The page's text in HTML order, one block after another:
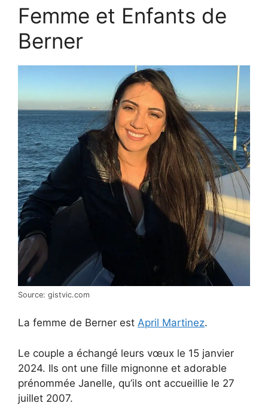
Femme et Enfants de
Berner
Source: gistvic.com
La femme de Berner est April Martinez.
Le couple a échangé leurs vœux le 15 janvier
2024. Ils ont une fille mignonne et adorable
prénommée Janelle, qu’ils ont accueillie le 27
juillet 2007.